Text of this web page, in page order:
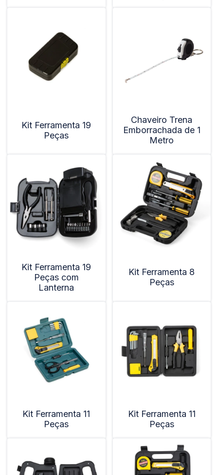
Kit Ferramenta 19
Peças
Chaveiro Trena
Emborrachada de 1
Metro
Kit Ferramenta 19
Peças com
Lanterna
Kit Ferramenta 8
Peças
Kit Ferramenta 11
Peças
Kit Ferramenta 11
Peças